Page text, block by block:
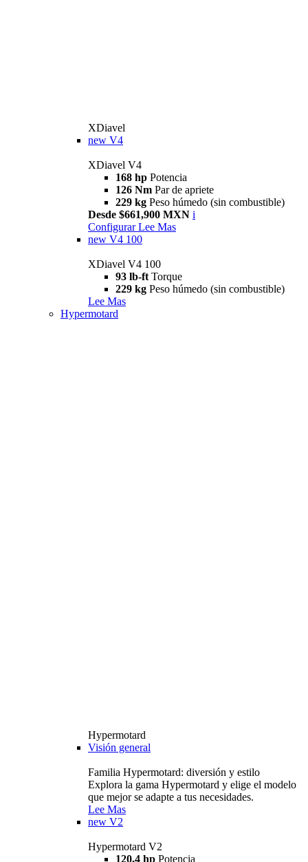
XDiavel
new V4
XDiavel V4
168 hp Potencia
126 Nm Par de apriete
229 kg Peso húmedo (sin combustible)
Desde $661,900 MXN i
Configurar Lee Mas
new V4 100
XDiavel V4 100
93 lb-ft Torque
229 kg Peso húmedo (sin combustible)
Lee Mas
Hypermotard
Hypermotard
Visión general
Familia Hypermotard: diversión y estilo
Explora la gama Hypermotard y elige el modelo
que mejor se adapte a tus necesidades.
Lee Mas
new V2
Hypermotard V2
120,4 hp Potencia